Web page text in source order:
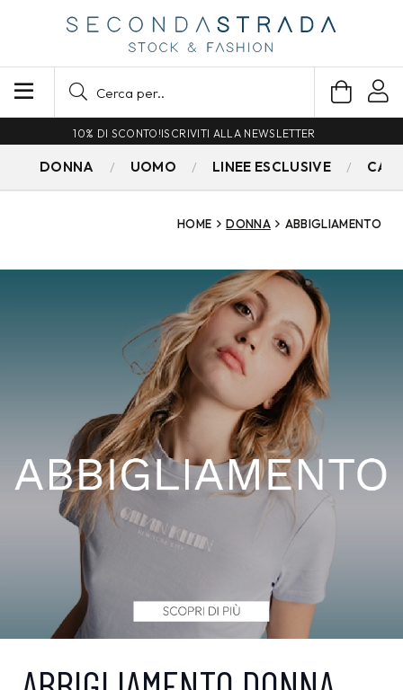
SPEDIZIONE GRATUITA PER ORDINI SUPERIORI A 79€
DONNA UOMO LINEE ESCLUSIVE
HOME DONNA ABBIGLIAMENTO